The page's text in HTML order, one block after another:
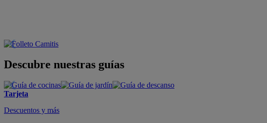
Descubre nuestras guías
Tarjeta
Descuentos y más